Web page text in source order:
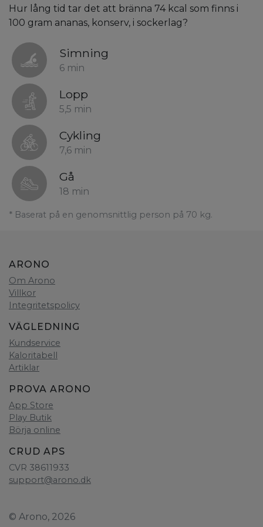
Hur lång tid tar det att bränna 74 kcal som finns i
100 gram ananas, konserv, i sockerlag?
Simning
6 min
Lopp
5,5 min
Cykling
7,6 min
Gå
18 min
* Baserat på en genomsnittlig person på 70 kg.
ARONO
Om Arono
Villkor
Integritetspolicy
VÄGLEDNING
Kundservice
Kaloritabell
Artiklar
PROVA ARONO
App Store
Play Butik
Börja online
CRUD APS
CVR 38611933
support@arono.dk
© Arono, 2026